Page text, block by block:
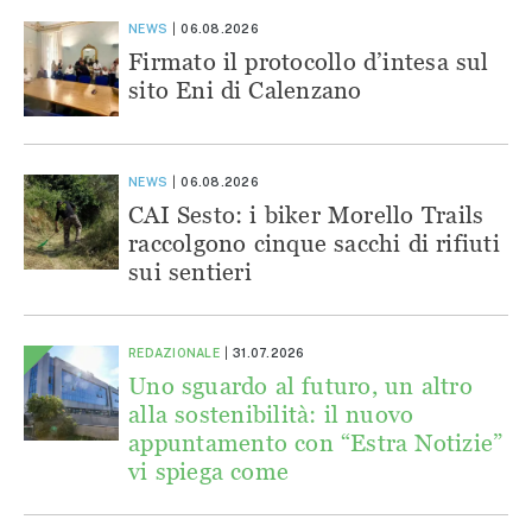
NEWS 06.08.2026
Firmato il protocollo d’intesa sul
sito Eni di Calenzano
NEWS 06.08.2026
CAI Sesto: i biker Morello Trails
raccolgono cinque sacchi di rifiuti
sui sentieri
REDAZIONALE 31.07.2026
Uno sguardo al futuro, un altro
alla sostenibilità: il nuovo
appuntamento con “Estra Notizie”
vi spiega come